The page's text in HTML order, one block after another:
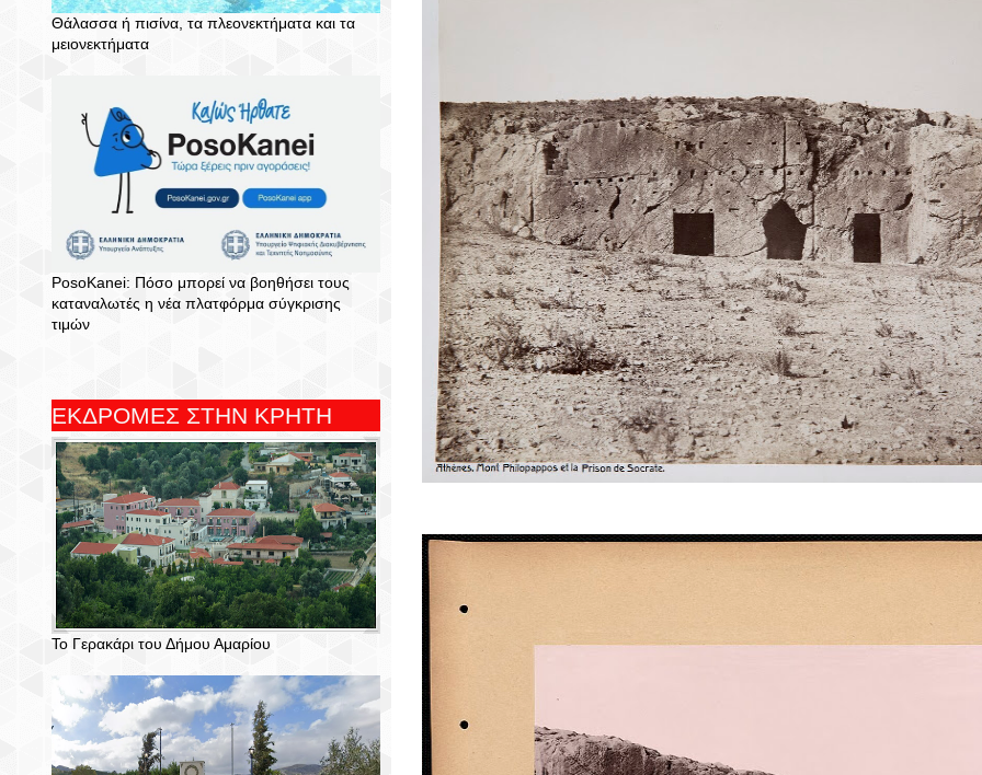
Θάλασσα ή πισίνα, τα πλεονεκτήματα και τα
μειονεκτήματα
PosoKanei: Πόσο μπορεί να βοηθήσει τους
καταναλωτές η νέα πλατφόρμα σύγκρισης
τιμών
ΕΚΔΡΟΜΕΣ ΣΤΗΝ ΚΡΗΤΗ
Το Γερακάρι του Δήμου Αμαρίου